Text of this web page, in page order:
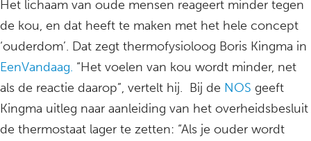
Het lichaam van oude mensen reageert minder tegen
de kou, en dat heeft te maken met het hele concept
‘ouderdom’. Dat zegt thermofysioloog Boris Kingma in
EenVandaag. “Het voelen van kou wordt minder, net
als de reactie daarop”, vertelt hij. Bij de NOS geeft
Kingma uitleg naar aanleiding van het overheidsbesluit
de thermostaat lager te zetten: “Als je ouder wordt